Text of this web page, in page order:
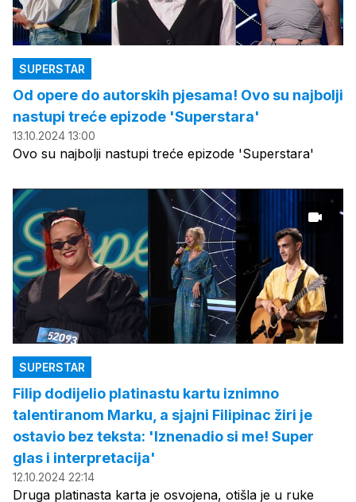
SUPERSTAR
Od opere do autorskih pjesama! Ovo su najbolji
nastupi treće epizode 'Superstara'
13.10.2024 13:00
Ovo su najbolji nastupi treće epizode 'Superstara'
SUPERSTAR
Filip dodijelio platinastu kartu iznimno
talentiranom Marku, a sjajni Filipinac žiri je
ostavio bez teksta: 'Iznenadio si me! Super
glas i interpretacija'
12.10.2024 22:14
Druga platinasta karta je osvojena, otišla je u ruke